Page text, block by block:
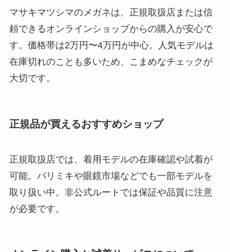
マサキマツシマのメガネは、正規取扱店または信
頼できるオンラインショップからの購入が安心で
す。価格帯は2万円〜4万円が中心。人気モデルは
在庫切れのことも多いため、こまめなチェックが
大切です。
正規品が買えるおすすめショップ
正規取扱店では、着用モデルの在庫確認や試着が
可能。パリミキや眼鏡市場などでも一部モデルを
取り扱い中。非公式ルートでは保証や品質に注意
が必要です。